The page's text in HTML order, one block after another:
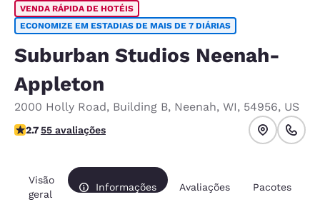
VENDA RÁPIDA DE HOTÉIS
ECONOMIZE EM ESTADIAS DE MAIS DE 7 DIÁRIAS
Suburban Studios Neenah-
Appleton
2000 Holly Road, Building B, Neenah, WI, 54956, US
classificação 2.71 estrelas. Razoável.
2.755 avaliações
Visão
geral
Informações Avaliações Pacotes